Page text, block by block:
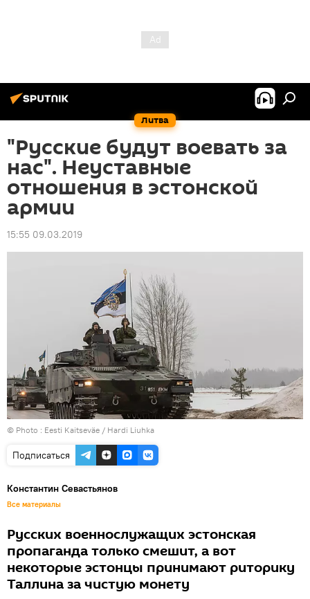
Литва
"Русские будут воевать за
нас". Неуставные
отношения в эстонской
армии
15:55 09.03.2019
© Photo : Eesti Kaitseväe / Hardi Liuhka
Подписаться
Константин Севастьянов
Все материалы
Русских военнослужащих эстонская
пропаганда только смешит, а вот
некоторые эстонцы принимают риторику
Таллина за чистую монету